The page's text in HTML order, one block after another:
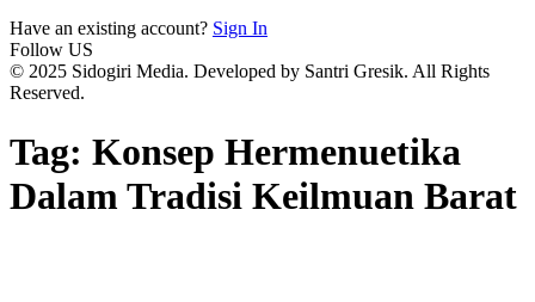
Have an existing account? Sign In
Follow US
© 2025 Sidogiri Media. Developed by Santri Gresik. All Rights
Reserved.
Tag: Konsep Hermenuetika
Dalam Tradisi Keilmuan Barat